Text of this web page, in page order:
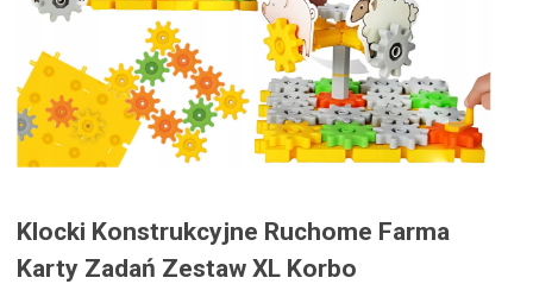
Klocki Konstrukcyjne Ruchome Farma
Karty Zadań Zestaw XL Korbo